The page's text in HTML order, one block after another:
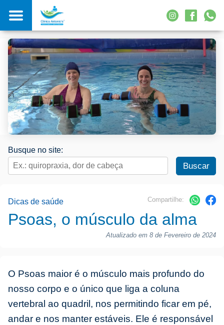
Busque no site:
Compartilhe:
Dicas de saúde
Psoas, o músculo da alma
Atualizado em 8 de Fevereiro de 2024
O Psoas maior é o músculo mais profundo do
nosso corpo e o único que liga a coluna
vertebral ao quadril, nos permitindo ficar em pé,
andar e nos manter estáveis. Ele é responsável